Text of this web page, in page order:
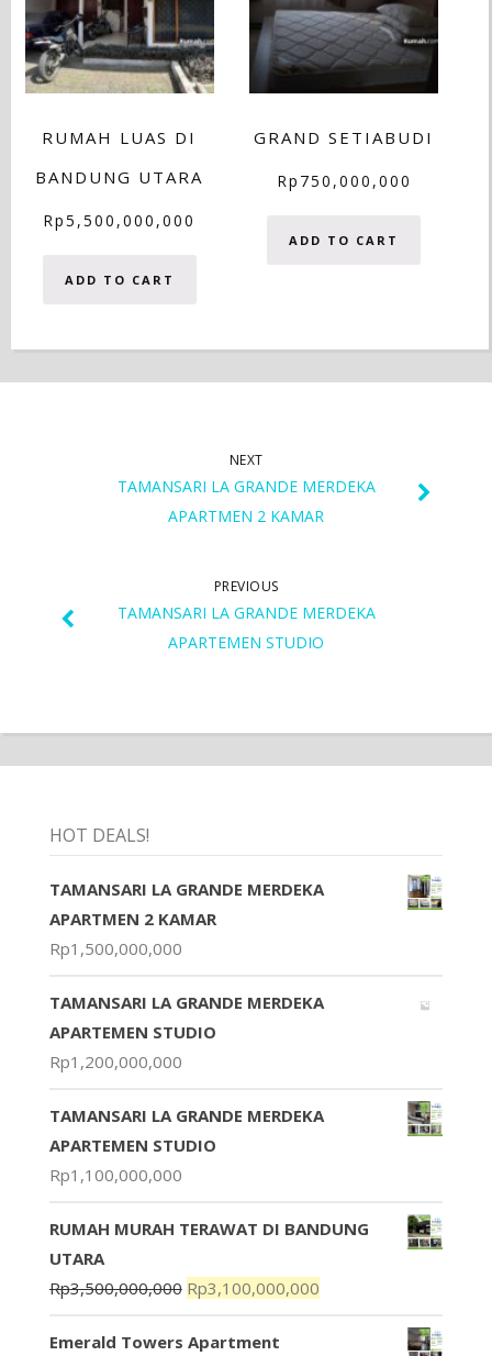
RUMAH LUAS DI
BANDUNG UTARA
Rp5,500,000,000
ADD TO CART
GRAND SETIABUDI
Rp 750,000,000
ADD TO CART
NEXT
TAMANSARI LA GRANDE MERDEKA
APARTMEN 2 KAMAR
PREVIOUS
TAMANSARI LA GRANDE MERDEKA
APARTEMEN STUDIO
HOT DEALS!
TAMANSARI LA GRANDE MERDEKA
APARTMEN 2 KAMAR
Rp1,500,000,000
TAMANSARI LA GRANDE MERDEKA
APARTEMEN STUDIO
Rp1,200,000,000
TAMANSARI LA GRANDE MERDEKA
APARTEMEN STUDIO
Rp1,100,000,000
RUMAH MURAH TERAWAT DI BANDUNG
UTARA
Rp3,500,000,000 Rp3,100,000,000
Emerald Towers Apartment